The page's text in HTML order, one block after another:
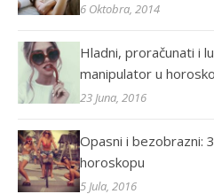
6 Oktobra, 2014
Hladni, proračunati i
manipulator u
23 Juna, 2016
Opasni i bezobrazni:
horoskopu
5 Jula, 2016